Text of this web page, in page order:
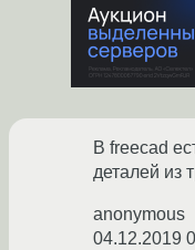
В freecad
деталей из
anonymous
04.12.2019